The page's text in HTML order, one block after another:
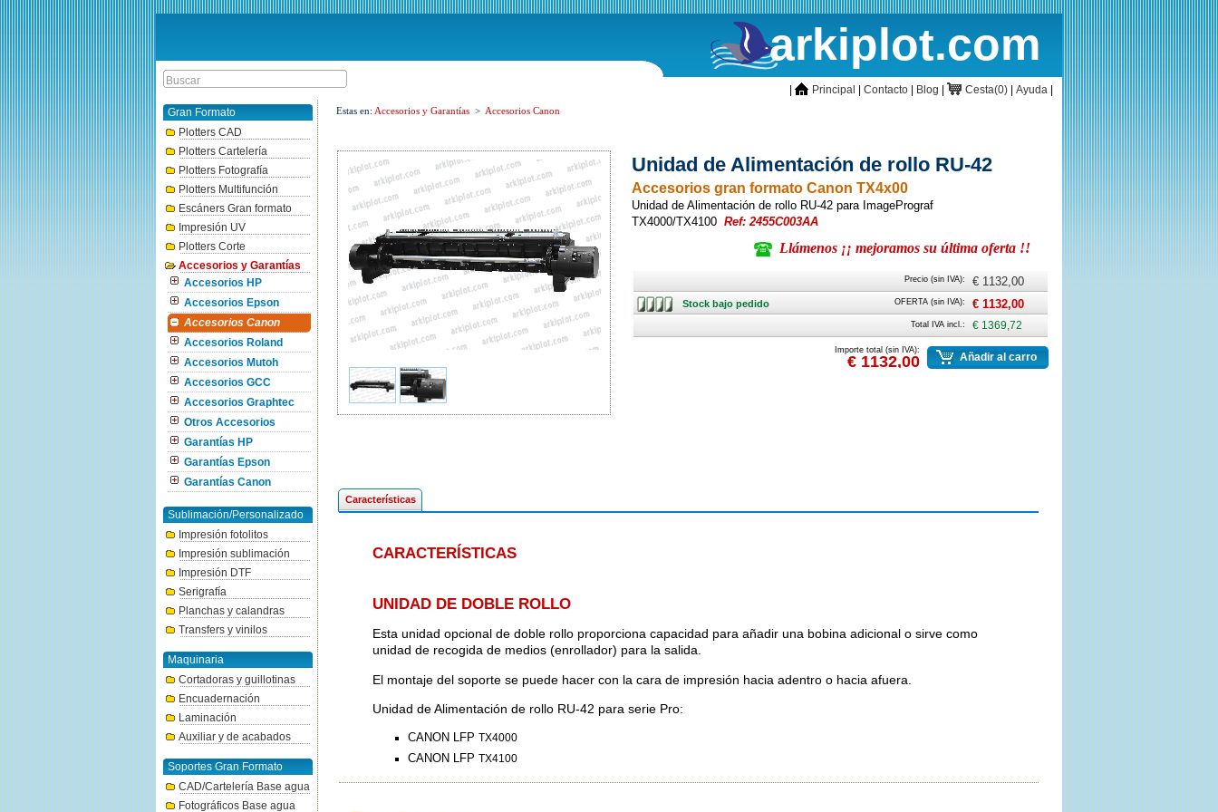
arkiplot.com
inicioPrincipal Contacto Blog CestaCesta(0) Ayuda
Gran Formato
Plotters CAD
Plotters Cartelería
Plotters Fotografía
Plotters Multifunción
Escáners Gran formato
Impresión UV
Plotters Corte
Accesorios y Garantías
Accesorios HP
Accesorios Epson
Accesorios Canon
Accesorios Roland
Accesorios Mutoh
Accesorios GCC
Accesorios Graphtec
Otros Accesorios
Garantías HP
Garantías Epson
Garantías Canon
Sublimación/Personalizado
Impresión fotolitos
Impresión sublimación
Impresión DTF
Serigrafía
Planchas y calandras
Transfers y vinilos
Maquinaria
Cortadoras y guillotinas
Encuadernación
Laminación
Auxiliar y de acabados
Soportes Gran Formato
CAD/Cartelería Base agua
Fotográficos Base agua
Estas en: Accesorios y Garantías > Accesorios Canon
Unidad de Alimentación de rollo RU-42
Accesorios gran formato Canon TX4x00
Unidad de Alimentación de rollo RU-42 para ImagePrograf
TX4000/TX4100 Ref: 2455C003AA
Llámenos ¡¡ mejoramos su última oferta !!
Precio (sin IVA): € 1132,00
Stock
bajo
Stock bajo pedido OFERTA (sin IVA): € 1132,00
Total IVA incl.: € 1369,72
Importe total (sin IVA):
€ 1132,00 Añadir al carro
Características
CARACTERÍSTICAS
UNIDAD DE DOBLE ROLLO
Esta unidad opcional de doble rollo proporciona capacidad para añadir una bobina adicional o sirve como
unidad de recogida de medios (enrollador) para la salida.
El montaje del soporte se puede hacer con la cara de impresión hacia adentro o hacia afuera.
Unidad de Alimentación de rollo RU-42 para serie Pro:
CANON LFP TX4000
CANON LFP TX4100